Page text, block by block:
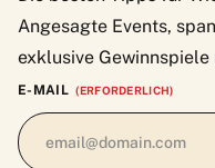
Angesagte Events,
exklusive Gewinnspiele
E-MAIL (ERFORDERLICH)